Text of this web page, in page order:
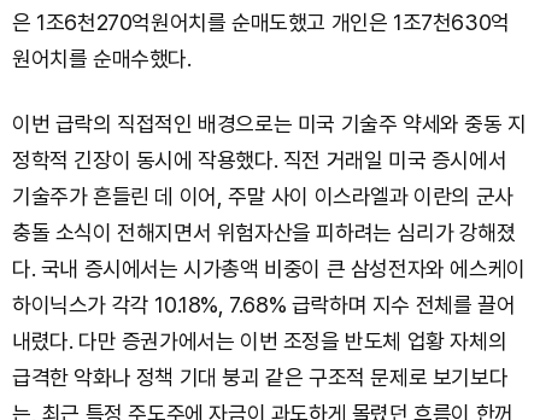
은 1조6천270억원어치를 순매도했고 개인은 1조7천630억
원어치를 순매수했다.
이번 급락의 직접적인 배경으로는 미국 기술주 약세와 중동 지
정학적 긴장이 동시에 작용했다. 직전 거래일 미국 증시에서
기술주가 흔들린 데 이어, 주말 사이 이스라엘과 이란의 군사
충돌 소식이 전해지면서 위험자산을 피하려는 심리가 강해졌
다. 국내 증시에서는 시가총액 비중이 큰 삼성전자와 에스케이
하이닉스가 각각 10.18%, 7.68% 급락하며 지수 전체를 끌어
내렸다. 다만 증권가에서는 이번 조정을 반도체 업황 자체의
급격한 악화나 정책 기대 붕괴 같은 구조적 문제로 보기보다
는, 최근 특정 주도주에 자금이 과도하게 몰렸던 흐름이 한꺼